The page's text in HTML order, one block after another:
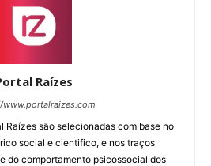
Raízes
Raízes são selecionadas com base no
social e cientifico, e nos traços
do comportamento psicossocial dos